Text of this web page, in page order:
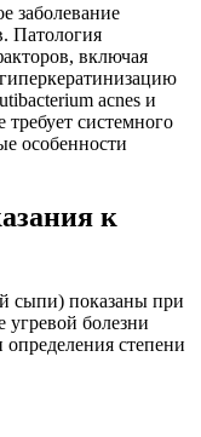
заболевание
Патология
включая
acnes и
системного
особенности
к
сыпи) показаны при
угревой болезни
определения степени